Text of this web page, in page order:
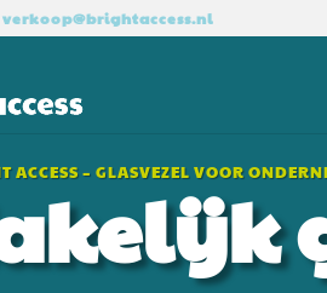
verkoop@brightaccess.nl
ACCESS – GLASVEZEL VOOR